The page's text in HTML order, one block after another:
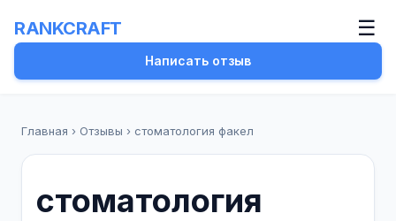
RANKCRAFT ☰
Написать отзыв
Главная › Отзывы › стоматология факел
стоматология